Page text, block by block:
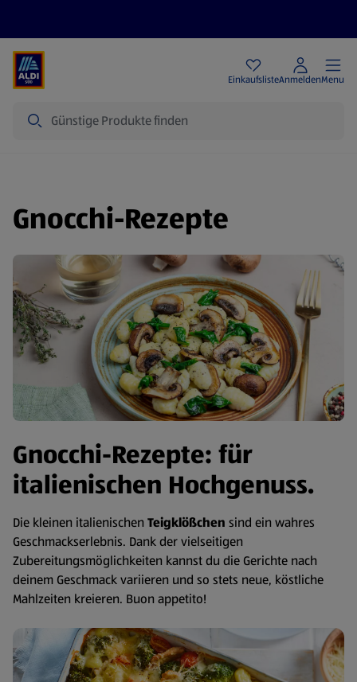
EinkaufslisteAnmeldenMenu
Gnocchi-Rezepte
Gnocchi-Rezepte: für
italienischen Hochgenuss.
Die kleinen italienischen Teigklößchen sind ein wahres
Geschmackserlebnis. Dank der vielseitigen
Zubereitungsmöglichkeiten kannst du die Gerichte nach
deinem Geschmack variieren und so stets neue, köstliche
Mahlzeiten kreieren. Buon appetito!